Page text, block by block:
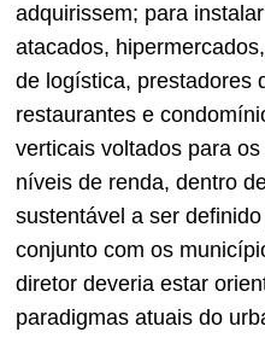
adquirissem; para
atacados,
de logística, prestadores
restaurantes e
verticais voltados para
níveis de renda, dentro
sustentável a ser
conjunto com os
diretor deveria estar
paradigmas atuais do